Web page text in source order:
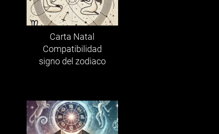
Carta Natal
Compatibilidad
signo del zodiaco